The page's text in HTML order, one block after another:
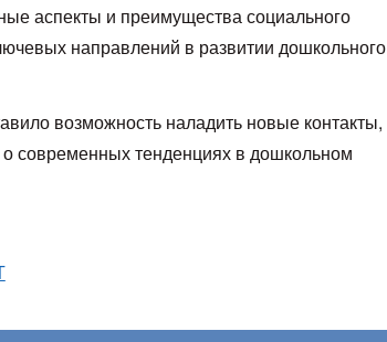
аспекты и преимущества социального
направлений в развитии дошкольного
возможность наладить новые контакты,
современных тенденциях в дошкольном